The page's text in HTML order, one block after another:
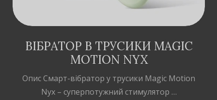
ВІБРАТОР В ТРУСИКИ MAGIC
MOTION NYX
Опис Cмарт-вібратор у трусики Magic Motion
Nyx – суперпотужний стимулятор …